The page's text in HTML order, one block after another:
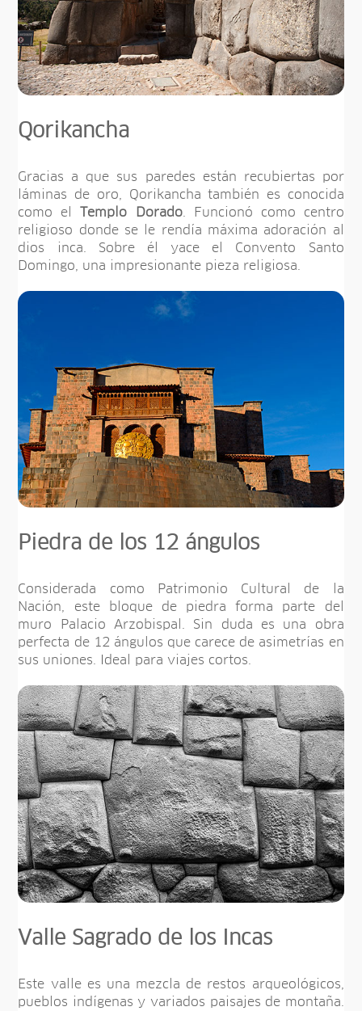
Qorikancha
Gracias a que sus paredes están recubiertas por
láminas de oro, Qorikancha también es conocida
como elTemplo Dorado. Funcionó como centro
religioso donde se le rendía máxima adoración al
dios inca. Sobre él yace el Convento Santo
Domingo, una impresionante pieza religiosa.
Piedra de los 12 ángulos
Considerada como Patrimonio Cultural de la
Nación, este bloque de piedra forma parte del
muro Palacio Arzobispal. Sin duda es una obra
perfecta de 12 ángulos que carece de asimetrías en
sus uniones. Ideal para viajes cortos.
Valle Sagrado de los Incas
Este valle es una mezcla de restos arqueológicos,
pueblos indígenas y variados paisajes de montaña.